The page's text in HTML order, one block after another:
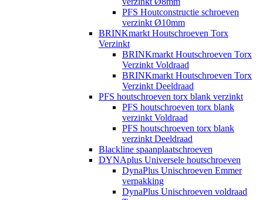
PFS Houtconstructie schroeven
verzinkt Ø10mm
BRINKmarkt Houtschroeven Torx
Verzinkt
BRINKmarkt Houtschroeven Torx
Verzinkt Voldraad
BRINKmarkt Houtschroeven Torx
Verzinkt Deeldraad
PFS houtschroeven torx blank verzinkt
PFS houtschroeven torx blank
verzinkt Voldraad
PFS houtschroeven torx blank
verzinkt Deeldraad
Blackline spaanplaatschroeven
DYNAplus Universele houtschroeven
DynaPlus Unischroeven Emmer
verpakking
DynaPlus Unischroeven voldraad